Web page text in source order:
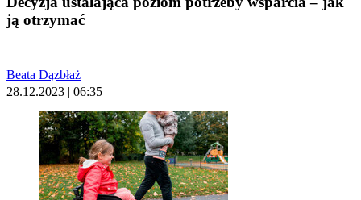
ją otrzymać
Beata Dązbłaż
28.12.2023 | 06:35